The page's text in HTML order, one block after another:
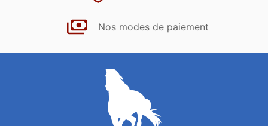
Nos modes de paiement